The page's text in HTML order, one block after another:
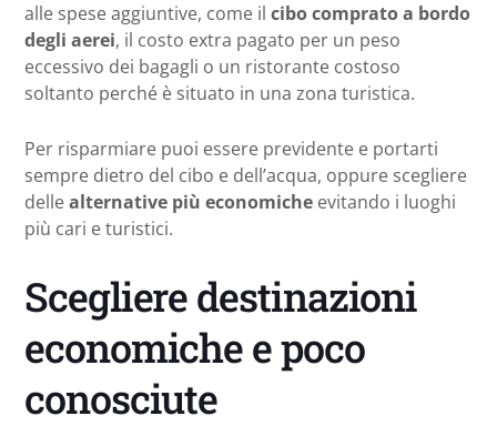
alle spese aggiuntive, come il cibo comprato a bordo
degli aerei, il costo extra pagato per un peso
eccessivo dei bagagli o un ristorante costoso
soltanto perché è situato in una zona turistica.
Per risparmiare puoi essere previdente e portarti
sempre dietro del cibo e dell’acqua, oppure scegliere
dellealternative più economiche evitando i luoghi
più cari e turistici.
Scegliere destinazioni
economiche e poco
conosciute